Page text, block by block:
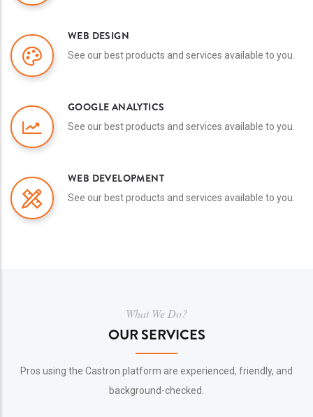
WEB DESIGN
See our best products and services available to you.
GOOGLE ANALYTICS
See our best products and services available to you.
WEB DEVELOPMENT
See our best products and services available to you.
What We Do?
OUR SERVICES
Pros using the Castron platform are experienced, friendly, and
background-checked.